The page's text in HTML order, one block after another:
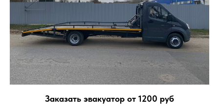
Заказать эвакуатор от 1200 руб